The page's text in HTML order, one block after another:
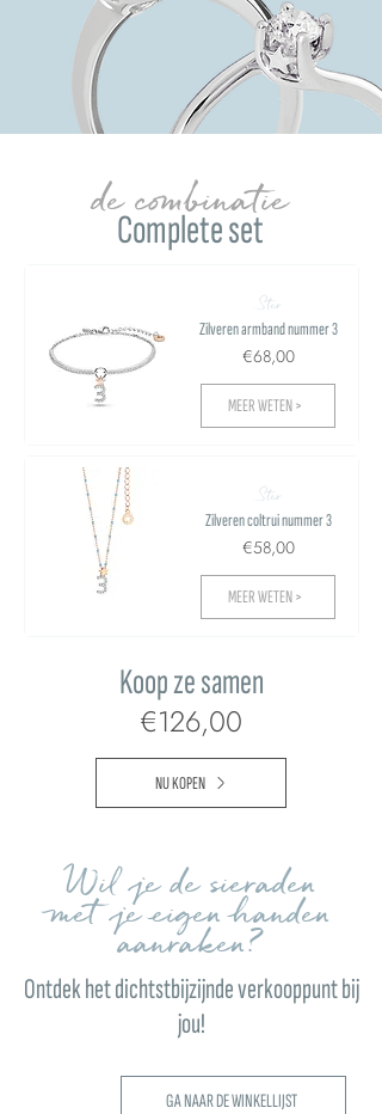
Complete set
de combinatie
Ster
Zilveren armband nummer 3
€68,00
MEER WETEN >
Ster
Zilveren coltrui nummer 3
€58,00
MEER WETEN >
Koop ze samen
€126,00
NU KOPEN
Wil je de sieraden
met je eigen handen
aanraken?
Ontdek het dichtstbijzijnde verkooppunt bij
jou!
GA NAAR DE WINKELLIJST